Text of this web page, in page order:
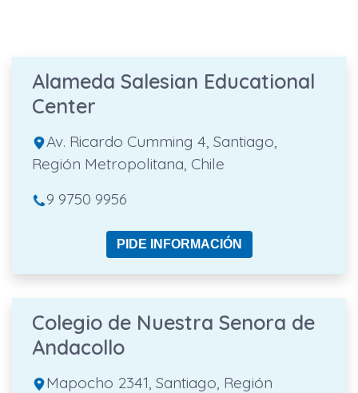
Alameda Salesian Educational
Center
Av. Ricardo Cumming 4, Santiago,
Región Metropolitana, Chile
9 9750 9956
PIDE INFORMACIÓN
Colegio de Nuestra Senora de
Andacollo
Mapocho 2341, Santiago, Región